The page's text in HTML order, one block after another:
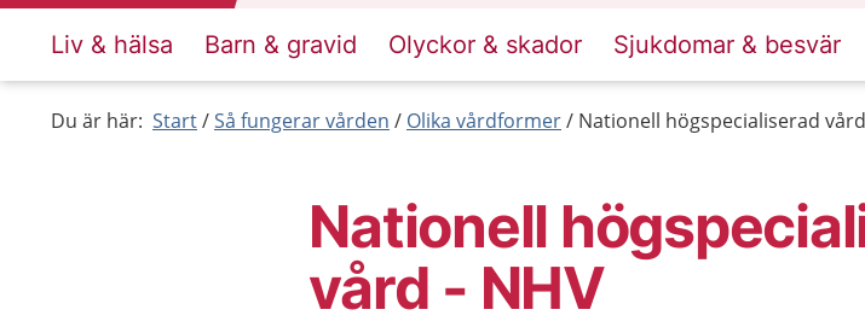
Liv & hälsa Barn & gravid Olyckor & skador Sjukdomar & besvär
Du är här: Start Så fungerar vården Olika vårdformer Nationell högspecialiserad
Nationell
vård - NHV